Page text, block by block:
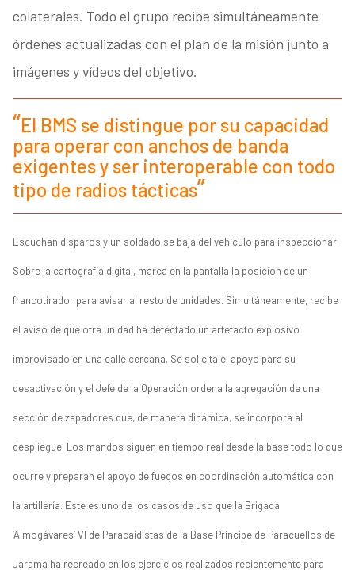
colaterales. Todo el grupo recibe simultáneamente
órdenes actualizadas con el plan de la misión junto a
imágenes y vídeos del objetivo.
El BMS se distingue por su capacidad
para operar con anchos de banda
exigentes y ser interoperable con todo
tipo de radios tácticas
Escuchan disparos y un soldado se baja del vehículo para inspeccionar.
Sobre la cartografía digital, marca en la pantalla la posición de un
francotirador para avisar al resto de unidades. Simultáneamente, recibe
el aviso de que otra unidad ha detectado un artefacto explosivo
improvisado en una calle cercana. Se solicita el apoyo para su
desactivación y el Jefe de la Operación ordena la agregación de una
sección de zapadores que, de manera dinámica, se incorpora al
despliegue. Los mandos siguen en tiempo real desde la base todo lo que
ocurre y preparan el apoyo de fuegos en coordinación automática con
la artillería. Este es uno de los casos de uso que la Brigada
‘Almogávares’ VI de Paracaidistas de la Base Príncipe de Paracuellos de
Jarama ha recreado en los ejercicios realizados recientemente para